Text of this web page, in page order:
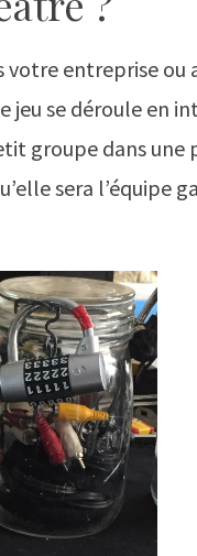
entreprise ou
jeu se déroule en
groupe dans une
sera l’équipe